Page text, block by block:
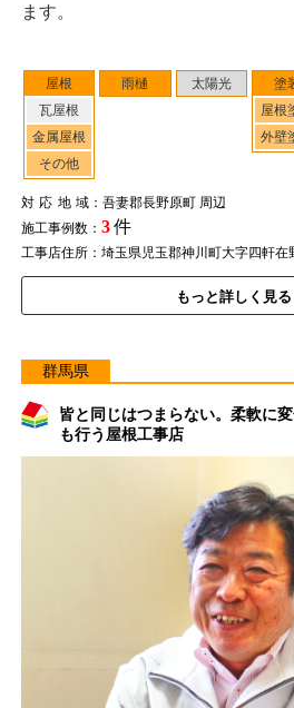
屋根
瓦屋根
金属屋根
その他
雨樋 太陽光
塗
屋根
外壁
対応地域：吾妻郡長野原町 周辺
施工事例数： 3件
工事店住所：埼玉県児玉郡神川町大字四軒在
もっと詳しく見る
ます。
群馬県
皆と同じはつまらない。柔軟に
も行う屋根工事店